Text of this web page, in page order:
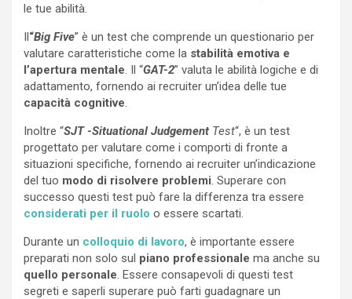
le tue abilità.
Il“Big Five” è un test che comprende un questionario per
valutare caratteristiche come la stabilità emotiva e
l’apertura mentale. Il “GAT-2” valuta le abilità logiche e di
adattamento, fornendo ai recruiter un’idea delle tue
capacità cognitive.
Inoltre “SJT -Situational Judgement Test“, è un test
progettato per valutare come i comporti di fronte a
situazioni specifiche, fornendo ai recruiter un’indicazione
del tuo modo di risolvere problemi. Superare con
successo questi test può fare la differenza tra essere
considerati per il ruolo o essere scartati.
Durante un colloquio di lavoro, è importante essere
preparati non solo sul piano professionale ma anche su
quello personale. Essere consapevoli di questi test
segreti e saperli superare può farti guadagnare un